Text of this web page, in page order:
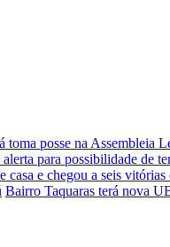
posse na Assembleia
para possibilidade de
e chegou a seis
Bairro Taquaras terá nova